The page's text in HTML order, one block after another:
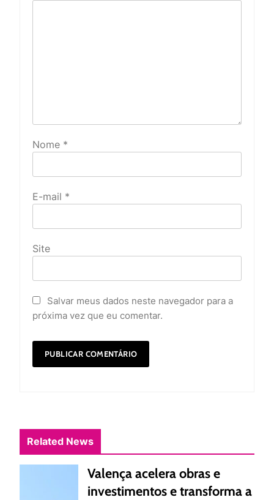
Nome *
E-mail *
Site
Salvar meus dados neste navegador para a
próxima vez que eu comentar.
Related News
Valença acelera obras e
investimentos e transforma a